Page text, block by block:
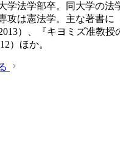
学法学部卒。同大学の法
攻は憲法学。主な著書に
）、『キヨミズ准教授
）ほか。